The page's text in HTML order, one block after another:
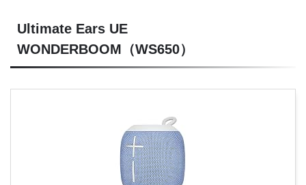
Ultimate Ears UE
WONDERBOOM（WS650）